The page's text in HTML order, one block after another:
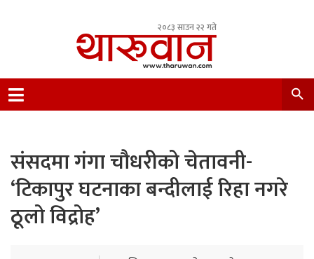
२०८३ साउन २२ गते
Nepal.
संसदमा गंगा चौधरीको चेतावनी-
‘टिकापुर घटनाका बन्दीलाई रिहा नगरे
ठूलो विद्रोह’